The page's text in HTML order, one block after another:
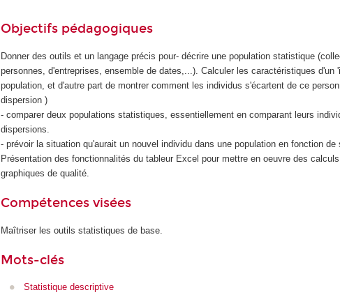
Objectifs pédagogiques
Donner des outils et un langage précis pour- décrire une population statistique
personnes, d'entreprises, ensemble de dates,...). Calculer les caractéristiques d'un
population, et d'autre part de montrer comment les individus s'écartent de ce
dispersion )
- comparer deux populations statistiques, essentiellement en comparant leurs
dispersions.
- prévoir la situation qu'aurait un nouvel individu dans une population en fonction de
Présentation des fonctionnalités du tableur Excel pour mettre en oeuvre des
graphiques de qualité.
Compétences visées
Maîtriser les outils statistiques de base.
Mots-clés
Statistique descriptive